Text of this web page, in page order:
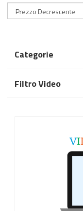
Categorie
Filtro Video